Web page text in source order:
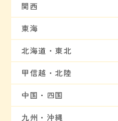
関西
東海
北海道・東北
甲信越・北陸
中国・四国
九州・沖縄